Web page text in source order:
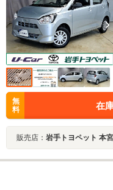
無
料
在
販売店： 岩手トヨペット 本